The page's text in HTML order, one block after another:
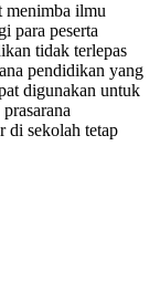
menimba ilmu
para peserta
tidak terlepas
pendidikan yang
digunakan untuk
di sekolah tetap